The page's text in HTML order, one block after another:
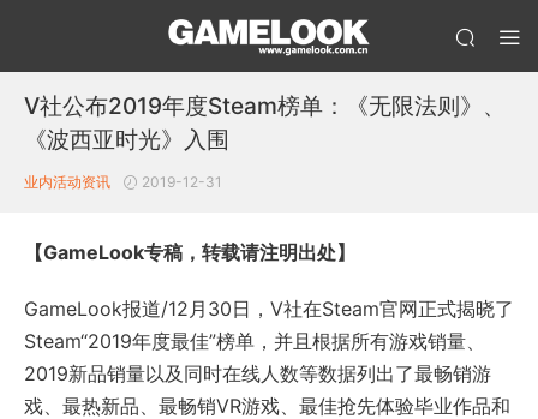
V社公布2019年度Steam榜单：《无限法则》、
《波西亚时光》入围
业内活动资讯 2019-12-31
【GameLook专稿，转载请注明出处】
GameLook报道/12月30日，V社在Steam官网正式揭晓了
Steam“2019年度最佳”榜单，并且根据所有游戏销量、
2019新品销量以及同时在线人数等数据列出了最畅销游
戏、最热新品、最畅销VR游戏、最佳抢先体验毕业作品和